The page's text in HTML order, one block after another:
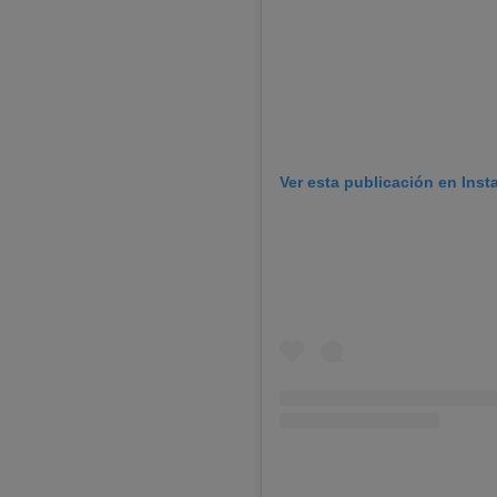
Ver esta publicación en